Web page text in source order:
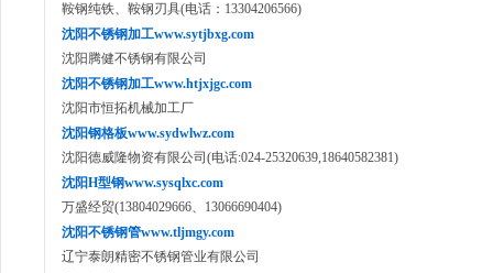
鞍钢纯铁、鞍钢刃具(电话：13304206566)
沈阳不锈钢加工www.sytjbxg.com
沈阳腾健不锈钢有限公司
沈阳不锈钢加工www.htjxjgc.com
沈阳市恒拓机械加工厂
沈阳钢格板www.sydwlwz.com
沈阳德威隆物资有限公司(电话:024-25320639,18640582381)
沈阳H型钢www.sysqlxc.com
万盛经贸(13804029666、13066690404)
沈阳不锈钢管www.tljmgy.com
辽宁泰朗精密不锈钢管业有限公司